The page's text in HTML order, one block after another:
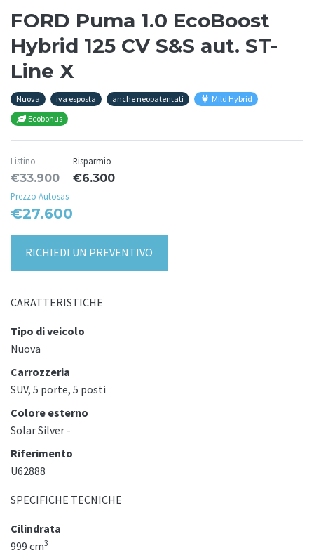
FORD Puma 1.0 EcoBoost
Hybrid 125 CV S&S aut. ST-
Line X
Nuova iva esposta anche neopatentati
Mild Hybrid
Ecobonus
Listino
€33.900
Risparmio
€6.300
Prezzo Autosas
€27.600
RICHIEDI UN PREVENTIVO
CARATTERISTICHE
Tipo di veicolo
Nuova
Carrozzeria
SUV, 5 porte, 5 posti
Colore esterno
Solar Silver -
Riferimento
U62888
SPECIFICHE TECNICHE
Cilindrata
999 cm3